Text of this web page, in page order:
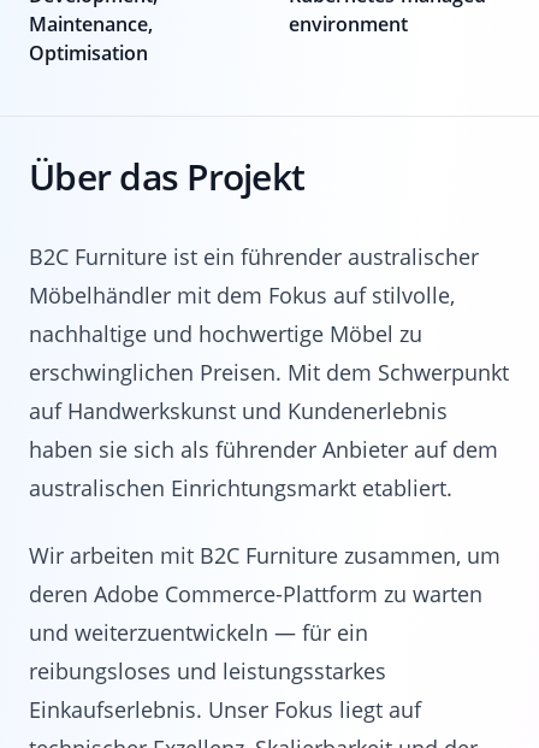
Maintenance,
Optimisation
environment
Über das Projekt
B2C Furniture ist ein führender australischer
Möbelhändler mit dem Fokus auf stilvolle,
nachhaltige und hochwertige Möbel zu
erschwinglichen Preisen. Mit dem Schwerpunkt
auf Handwerkskunst und Kundenerlebnis
haben sie sich als führender Anbieter auf dem
australischen Einrichtungsmarkt etabliert.
Wir arbeiten mit B2C Furniture zusammen, um
deren Adobe Commerce-Plattform zu warten
und weiterzuentwickeln — für ein
reibungsloses und leistungsstarkes
Einkaufserlebnis. Unser Fokus liegt auf